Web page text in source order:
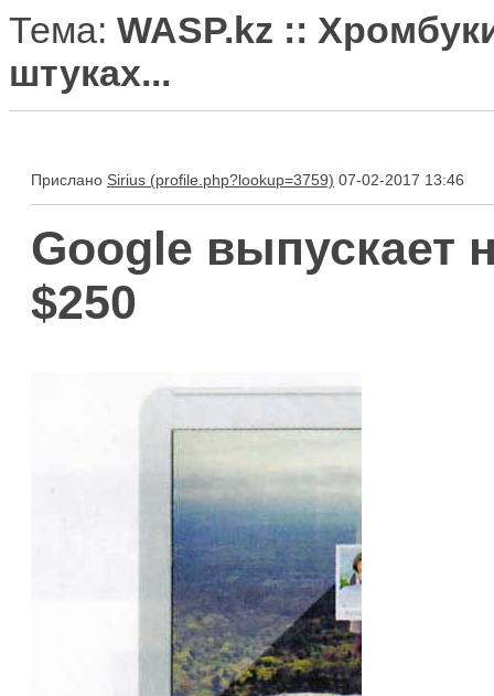
Тема: WASP.kz ::
штуках...
Прислано Sirius 07-02-2017 13:46
Google выпускает
$250